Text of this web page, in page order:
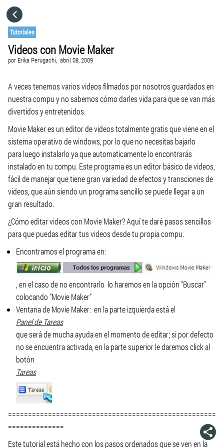
Tutoriales
Videos con Movie Maker
por Erika Perugachi, abril 08, 2009
A veces tenemos varios videos filmados por nosotros guardados en
nuestra compu y no sabemos cómo darles vida para que se van más
divertidos y entretenidos.
Movie Maker es un editor de videos totalmente gratis que viene en el
sistema operativo de windows, por lo que no necesitas bajarlo
para luego instalarlo ya que automaticamente lo encontrarás
instalado en tu compu. Este programa es un editor básico de videos,
fácil de manejar que tiene gran variedad de efectos y transciones de
videos, que aún siendo un programa sencillo se puede llegar a un
gran resultado.
¿Cómo editar videos con Movie Maker? Aquí te daré pasos sencillos
para que puedas editar tus videos desde tu propia compu.
Encontramos el programa en:
, en el caso de no encontrarlo lo haremos en la opción "Buscar"
colocando "Movie Maker"
Ventana de Movie Maker: en la parte izquierda está el
Panel de Tareas
que será de mucha ayuda en el momento de editar; si por defecto
no se encuentra activada, en la parte superior le daremos click al
botón
Tareas
====================================================
==============
Este tutorial está hecho con los pasos ordenados que se ven en la
CATEGORÍAS
IR A